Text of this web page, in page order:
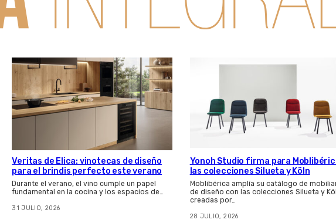
Veritas de Elica: vinotecas de diseño
para el brindis perfecto este verano
Durante el verano, el vino cumple un papel
fundamental en la cocina y los espacios de…
31 JULIO, 2026
Yonoh Studio firma para
las colecciones Silueta y Köln
Moblibérica amplía su catálogo de
de diseño con las colecciones Silueta y
creadas por…
28 JULIO, 2026